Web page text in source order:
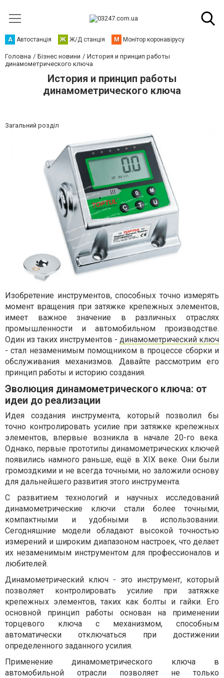
А Автостанція Ж Ж/Д станція М Монітор коронавірусу
Головна Бізнес новини
История и принцип работы
динамометрического ключа
История и принцип работы
динамометрического ключа
Загальний розділ
Изобретение инструментов, способных точно измерять
момент вращения при затяжке крепежных элементов,
имеет важное значение в различных отраслях
промышленности и автомобильном производстве.
Один из таких инструментов - динамометрический ключ
- стал незаменимым помощником в процессе сборки и
обслуживания механизмов. Давайте рассмотрим его
принцип работы и историю создания.
Эволюция динамометрического ключа: от
идеи до реализации
Идея создания инструмента, который позволил бы
точно контролировать усилие при затяжке крепежных
элементов, впервые возникла в начале 20-го века.
Однако, первые прототипы динамометрических ключей
появились намного раньше, ещё в XIX веке. Они были
громоздкими и не всегда точными, но заложили основу
для дальнейшего развития этого инструмента.
С развитием технологий и научных исследований
динамометрические ключи стали более точными,
компактными и удобными в использовании.
Сегодняшние модели обладают высокой точностью
измерений и широким диапазоном настроек, что делает
их незаменимым инструментом для профессионалов и
любителей.
Динамометрический ключ - это инструмент, который
позволяет контролировать усилие при затяжке
крепежных элементов, таких как болты и гайки. Его
основной принцип работы основан на применении
торцевого ключа с механизмом, способным
автоматически отключаться при достижении
определенного заданного усилия.
Применение динамометрического ключа в
автомобильной отрасли позволяет не только